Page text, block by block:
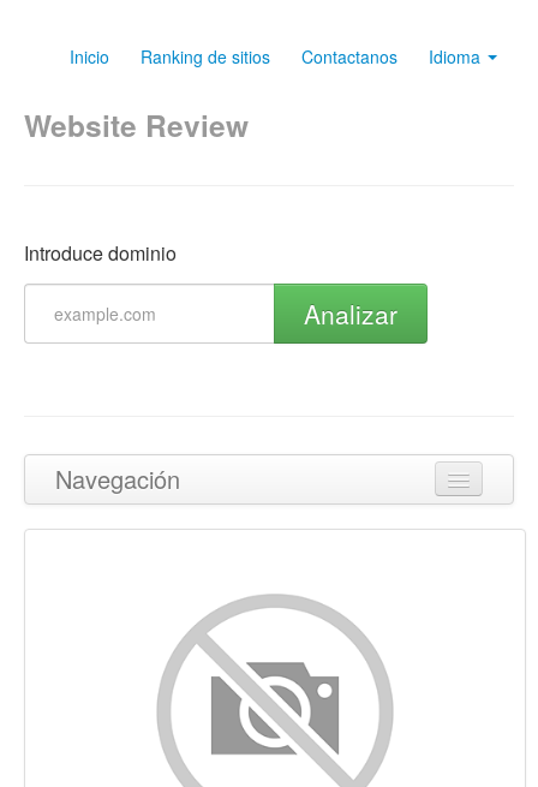
Inicio Ranking de sitios Contactanos Idioma
Website Review
Introduce dominio
Analizar
Navegación
Volver arriba
Palabras Claves (Keywords)
Usabilidad
Documento